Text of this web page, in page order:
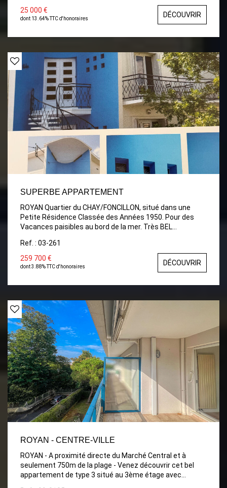
25 000 €
dont 13.64% TTC d'honoraires DÉCOUVRIR
SUPERBE APPARTEMENT
ROYAN Quartier du CHAY/FONCILLON, situé dans une
Petite Résidence Classée des Années 1950. Pour des
Vacances paisibles au bord de la mer. Très BEL
Entrée très clair, Dégagement avec placards, wc
Séjour/Salon avec Belle Cuisine ouverte aménagée et
équipée, Chambre avec placards et Salle d'eau
Ref. : 03-261
259 700 €
dont 3.88% TTC d'honoraires DÉCOUVRIR
ROYAN - CENTRE-VILLE
ROYAN - A proximité directe du Marché Central et à
seulement 750m de la plage - Venez découvrir cet bel
appartement de type 3 situé au 3ème étage avec